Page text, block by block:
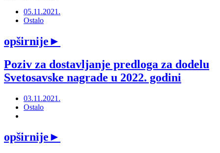
05.11.2021.
Ostalo
opširnije►
Poziv za dostavljanje predloga za dodelu
Svetosavske nagrade u 2022. godini
03.11.2021.
Ostalo
opširnije►